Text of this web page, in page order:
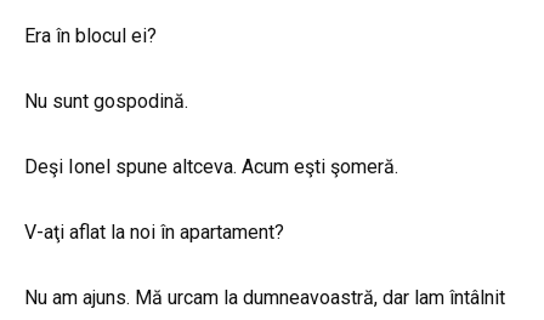
Era în blocul ei?
Nu sunt gospodină.
Deşi Ionel spune altceva. Acum eşti şomeră.
V-aţi aflat la noi în apartament?
Nu am ajuns. Mă urcam la dumneavoastră, dar lam întâlnit